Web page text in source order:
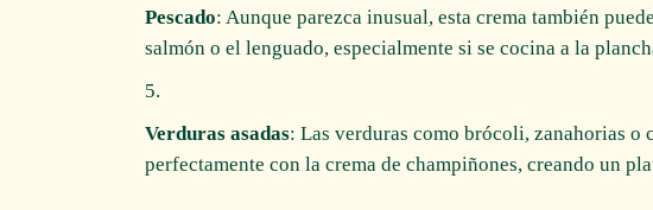
Pescado: Aunque parezca inusual, esta crema también
salmón o el lenguado, especialmente si se cocina a la
Verduras asadas: Las verduras como brócoli, zanahorias o
perfectamente con la crema de champiñones, creando un